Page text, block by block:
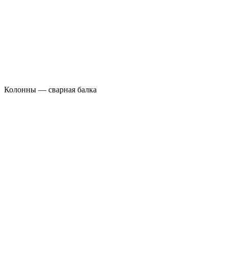
Колонны — сварная балка